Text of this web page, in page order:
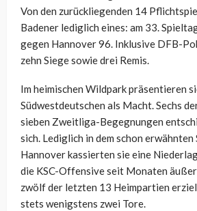
Von den zurückliegenden 14
Badener lediglich eines: am 33.
gegen Hannover 96. Inklusive DFB-
zehn Siege sowie drei Remis.
Im heimischen Wildpark präsentieren
Südwestdeutschen als Macht. Sechs
sieben Zweitliga-Begegnungen
sich. Lediglich in dem schon erwähnten
Hannover kassierten sie eine
die KSC-Offensive seit Monaten
zwölf der letzten 13 Heimpartien
stets wenigstens zwei Tore.